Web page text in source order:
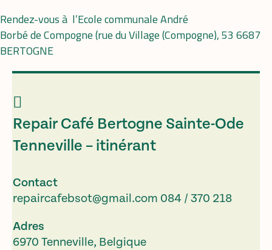
Rendez-vous à l’Ecole communale André
Borbé de Compogne (rue du Village (Compogne), 53 6687
BERTOGNE
Repair Café Bertogne Sainte-Ode
Tenneville – itinérant
Contact
repaircafebsot@gmail.com 084 / 370 218
Adres
6970 Tenneville, Belgique